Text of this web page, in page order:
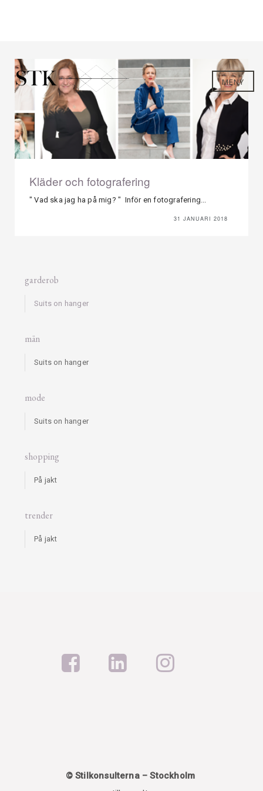
MENY
Kläder och fotografering
" Vad ska jag ha på mig? " Inför en fotografering...
31 JANUARI 2018
garderob
Suits on hanger
män
Suits on hanger
mode
Suits on hanger
shopping
På jakt
trender
På jakt
© Stilkonsulterna – Stockholm